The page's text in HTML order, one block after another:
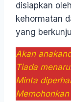
disiapkan
kehormatan
yang
Akan
Tiada
Minta